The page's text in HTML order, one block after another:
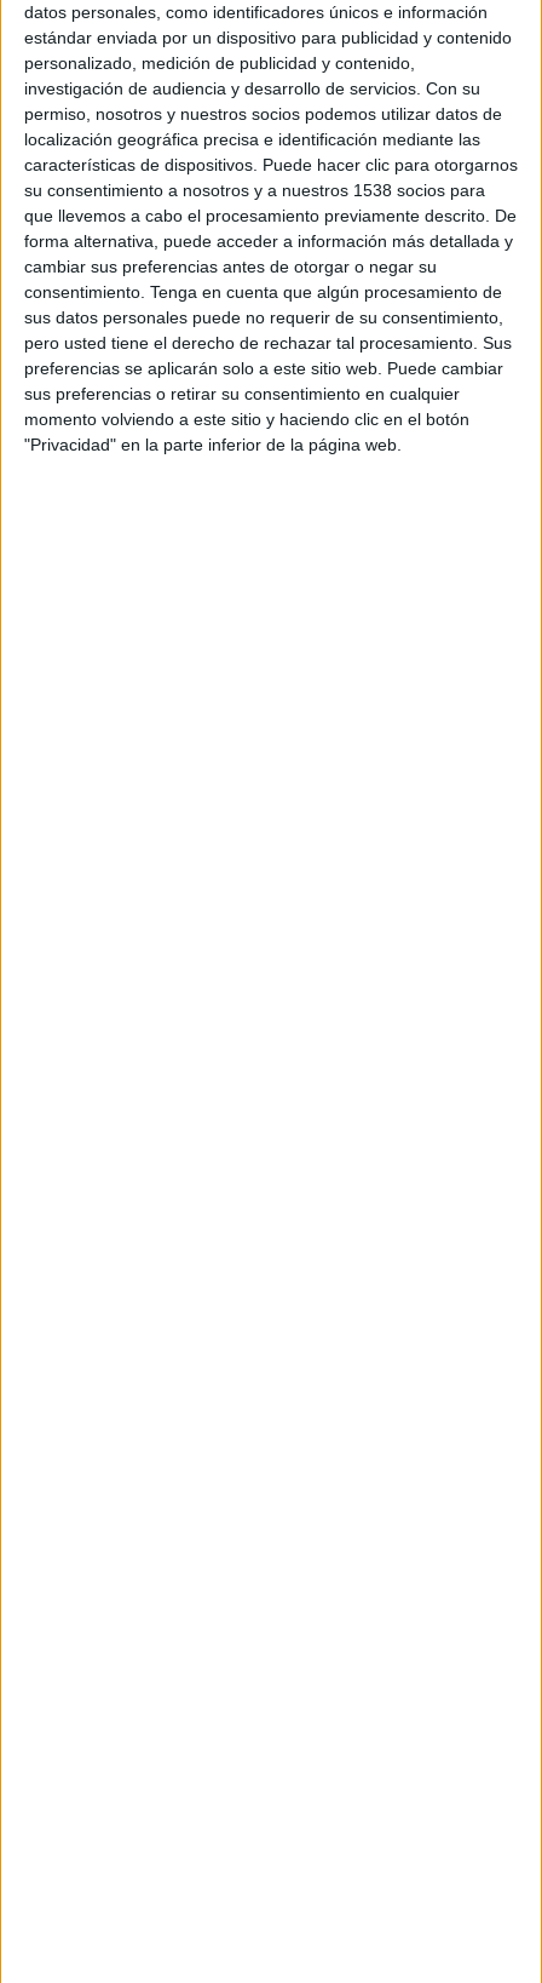
datos personales, como identificadores únicos e información
estándar enviada por un dispositivo para publicidad y contenido
personalizado, medición de publicidad y contenido,
investigación de audiencia y desarrollo de servicios. Con su
permiso, nosotros y nuestros socios podemos utilizar datos de
localización geográfica precisa e identificación mediante las
características de dispositivos. Puede hacer clic para otorgarnos
su consentimiento a nosotros y a nuestros 1538 socios para
que llevemos a cabo el procesamiento previamente descrito. De
forma alternativa, puede acceder a información más detallada y
cambiar sus preferencias antes de otorgar o negar su
consentimiento. Tenga en cuenta que algún procesamiento de
sus datos personales puede no requerir de su consentimiento,
pero usted tiene el derecho de rechazar tal procesamiento. Sus
preferencias se aplicarán solo a este sitio web. Puede cambiar
sus preferencias o retirar su consentimiento en cualquier
momento volviendo a este sitio y haciendo clic en el botón
"Privacidad" en la parte inferior de la página web.
Anunciante: Procter and Gamble (P&G)
Marca: Ausonia
Associate brand director: Annia Sella
Brand manager: Jordi Ballestero
Assistant brand manager: Eirini Sotiriou
Agencia: VMLY&R
Creative team: Ana González y Beatriz González
Brand experience managing director: Nieves
Durán